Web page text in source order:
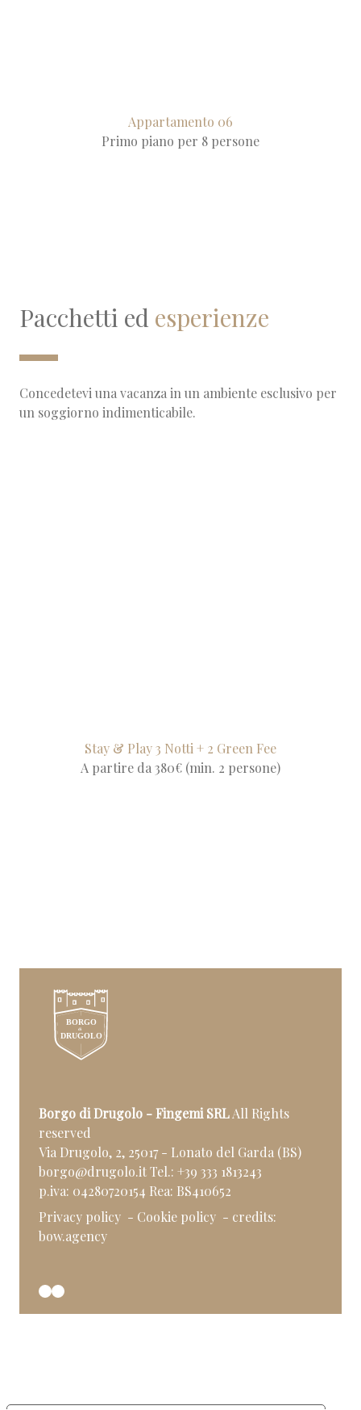
Appartamento 06
Primo piano per 8 persone
Pacchetti ed esperienze
Concedetevi una vacanza in un ambiente esclusivo per
un soggiorno indimenticabile.
Stay & Play 3 Notti + 2 Green Fee
A partire da 380€ (min. 2 persone)
Borgo di Drugolo - Fingemi SRLAll Rights
reserved
Via Drugolo, 2, 25017 - Lonato del Garda (BS)
borgo@drugolo.itTel.: +39 333 1813243
p.iva: 04280720154 Rea: BS410652
Privacy policy - Cookie policy - credits:
bow.agency